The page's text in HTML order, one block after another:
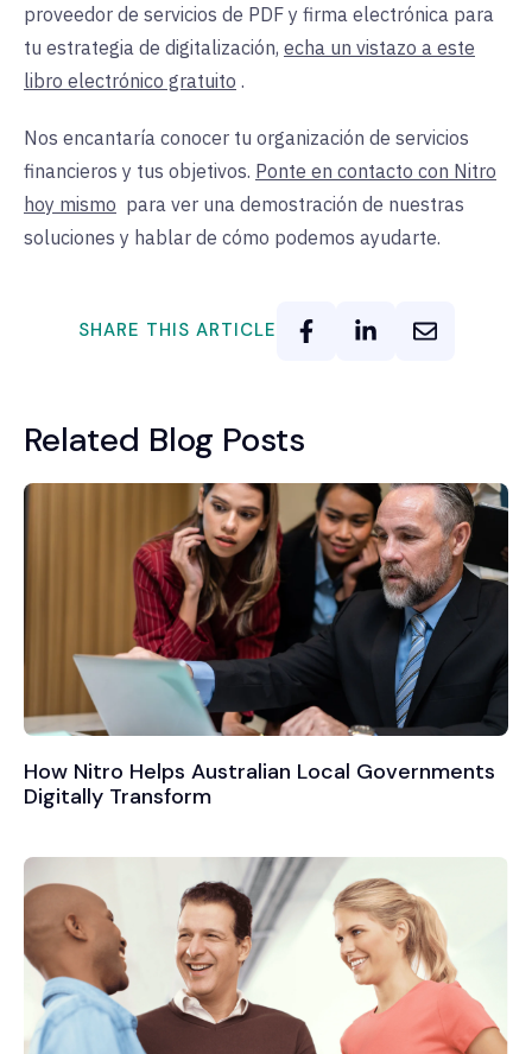
proveedor de servicios de PDF y firma electrónica para
tu estrategia de digitalización, echa un vistazo a este
libro electrónico gratuito .
Nos encantaría conocer tu organización de servicios
financieros y tus objetivos. Ponte en contacto con Nitro
hoy mismo para ver una demostración de nuestras
soluciones y hablar de cómo podemos ayudarte.
SHARE THIS ARTICLE
Related Blog Posts
How Nitro Helps Australian Local Governments
Digitally Transform